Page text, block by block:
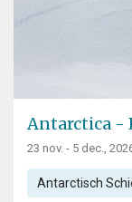
Antarctica -
23 nov. - 5 dec.,
Antarctisch